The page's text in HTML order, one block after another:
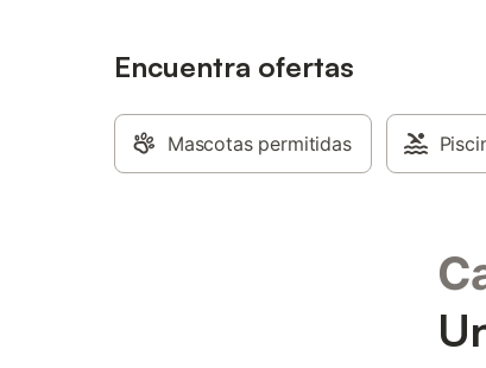
Encuentra ofertas
Mascotas permitidas